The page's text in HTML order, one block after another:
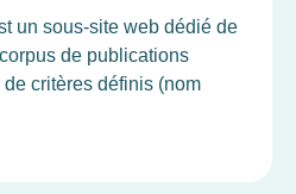
un sous-site web dédié de
de publications
critères définis (nom